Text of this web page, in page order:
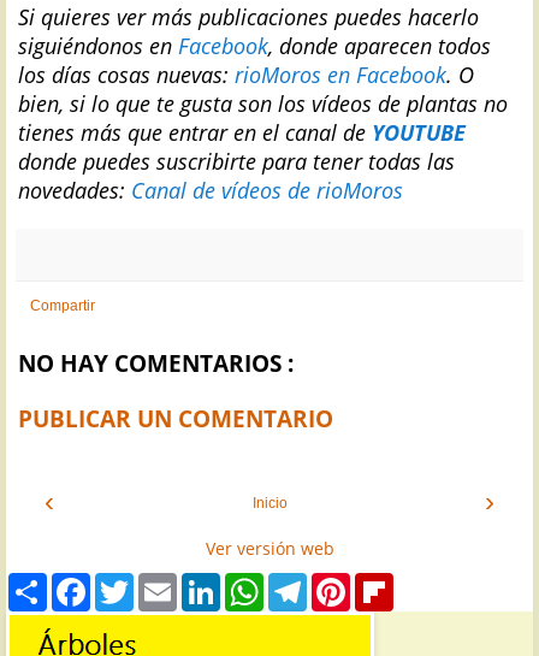
Si quieres ver más publicaciones puedes hacerlo
siguiéndonos en Facebook, donde aparecen todos
los días cosas nuevas: rioMoros en Facebook. O
bien, si lo que te gusta son los vídeos de plantas no
tienes más que entrar en el canal de YOUTUBE
donde puedes suscribirte para tener todas las
novedades: Canal de vídeos de rioMoros
Compartir
NO HAY COMENTARIOS :
PUBLICAR UN COMENTARIO
‹ ›
Inicio
Ver versión web
S
h
a
r
F
c
e
T
w
i
t
E
m
a
L
n
W
a
T
l
P
n